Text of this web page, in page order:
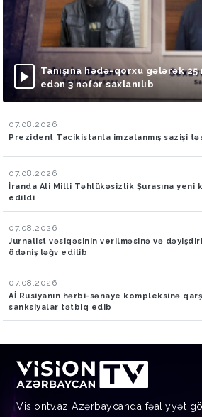
Tanışına hədə-qorxu gələrək
edən 3 nəfər saxlanılıb
07.08.2026
Prezident Tacikistanla imzalanmış sazişi
07.08.2026
İranda Ali Milli Təhlükəsizlik Şurasına yeni
edildi
07.08.2026
Jurnalist vəsiqəsinin verilməsinə və
ödəniş ləğv edilib
07.08.2026
Aİ Rusiyanın hərbi-sənaye kompleksinə
sanksiyalar tətbiq edib
Visiontv.az Azərbaycanda fəaliyyət